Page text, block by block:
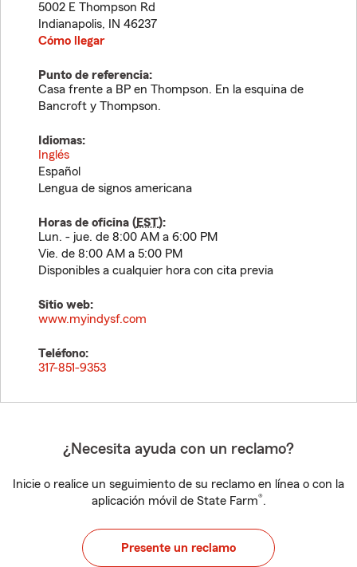
5002 E Thompson Rd
Indianapolis, IN 46237
Cómo llegar
Punto de referencia:
Casa frente a BP en Thompson. En la esquina de
Bancroft y Thompson.
Idiomas:
Inglés
Español
Lengua de signos americana
Horas de oficina (EST):
Lun. - jue. de 8:00 AM a 6:00 PM
Vie. de 8:00 AM a 5:00 PM
Disponibles a cualquier hora con cita previa
Sitio web:
www.myindysf.com
Teléfono:
317-851-9353
¿Necesita ayuda con un reclamo?
Inicie o realice un seguimiento de su reclamo en línea o con la
aplicación móvil de State Farm®.
Presente un reclamo